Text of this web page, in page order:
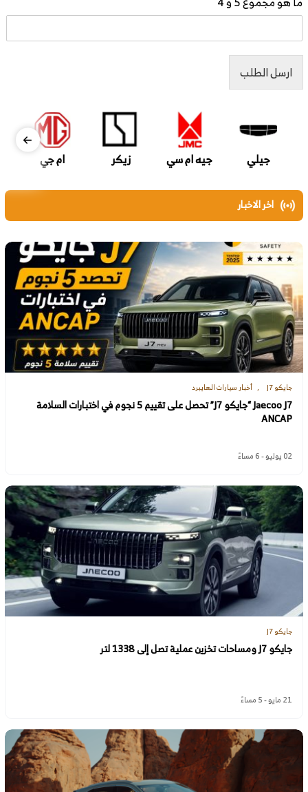
ارسل الطلب
جيلي جيه ام سي زيكر ام جي
اخر الاخبار
جايكو J7 أخبار سيارات الهايبرد
Jaecoo J7 “جايكو J7” تحصل على تقييم 5 نجوم في اختبارات السلامة
ANCAP
02 يوليو - 6 مساءً
جايكو J7
جايكو J7 ومساحات تخزين عملية تصل إلى 1338 لتر
21 مايو - 5 مساءً